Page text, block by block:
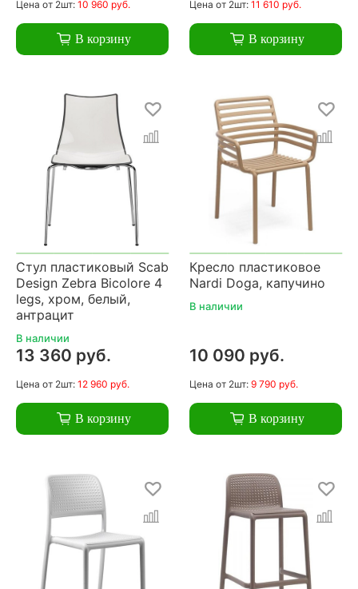
Цена от 2шт: 10 960 руб.
В корзину
Цена от 2шт: 11 610 руб.
В корзину
Стул пластиковый Scab
Design Zebra Bicolore 4
legs, хром, белый,
антрацит
В наличии
13 360 руб.
Цена от 2шт: 12 960 руб.
В корзину
Кресло пластиковое
Nardi Doga, капучино
В наличии
10 090 руб.
Цена от 2шт: 9 790 руб.
В корзину